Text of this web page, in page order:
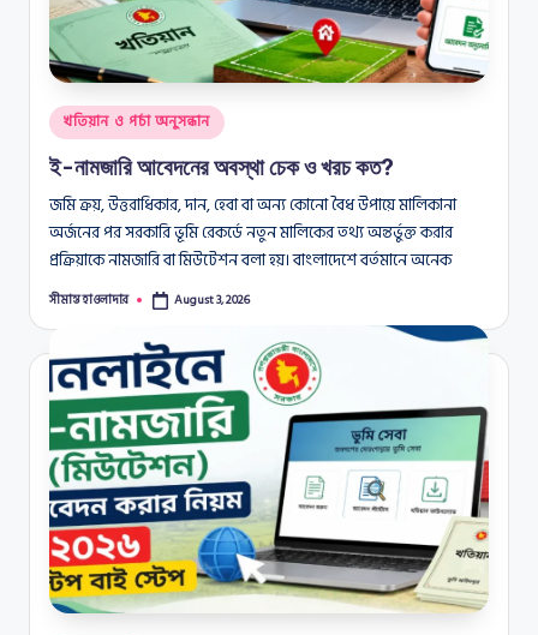
Posted
in
খতিয়ান ও পর্চা অনুসন্ধান
ই-নামজারি আবেদনের অবস্থা চেক ও খরচ কত?
জমি ক্রয়, উত্তরাধিকার, দান, হেবা বা অন্য কোনো বৈধ উপায়ে মালিকানা
অর্জনের পর সরকারি ভূমি রেকর্ডে নতুন মালিকের তথ্য অন্তর্ভুক্ত করার
প্রক্রিয়াকে নামজারি বা মিউটেশন বলা হয়। বাংলাদেশে বর্তমানে অনেক
Posted
সীমান্ত হাওলাদার August 3, 2026